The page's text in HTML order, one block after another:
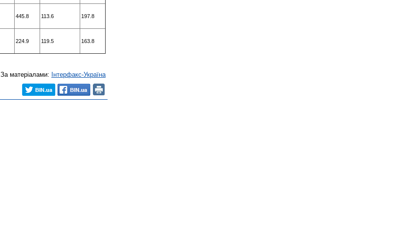
445.8 113.6 197.8
224.9 119.5 163.8
За матеріалами: Інтерфакс-Україна